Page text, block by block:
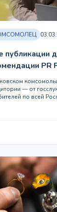
PR
— от
по всей